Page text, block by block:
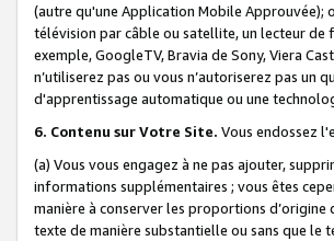
(autre qu'une Application Mobile
télévision par câble ou satellite, un lecteur de
exemple, GoogleTV, Bravia de Sony, Viera
n’utiliserez pas ou vous n’autoriserez pas un
d'apprentissage automatique ou une
6. Contenu sur Votre Site. Vous endossez
(a) Vous vous engagez à ne pas ajouter,
informations supplémentaires ; vous êtes
manière à conserver les proportions
texte de manière substantielle ou sans que le